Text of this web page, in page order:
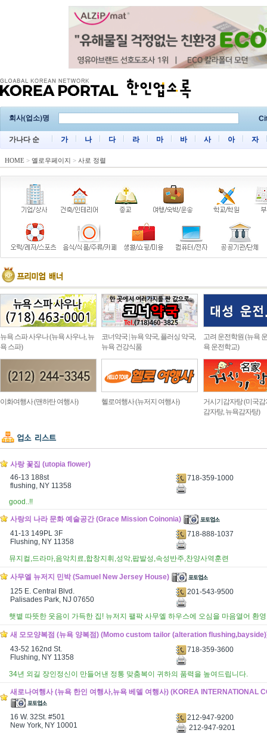
회사(업소)명
가나다 순 가 나 다 라 마 바 사 아 자
HOME > 옐로우페이지 > 사로 정렬
뉴욕 스파 사우나 (뉴욕 사우나, 뉴
욕 스파)
코너약국 | 뉴욕 약국, 플러싱 약국,
뉴욕 건강식품
고려 운전학원 (뉴욕
욕 운전학교)
이화여행사 (맨하탄 여행사) 헬로여행사 (뉴저지 여행사)
거시기감자탕 (미국감
감자탕, 뉴욕감자탕)
사랑 꽃집 (utopia flower)
46-13 188st
flushing, NY 11358
718-359-1000
good..!!
사랑의 나라 문화 예술공간 (Grace Mission Coinonia)
41-13 149PL 3F
Flushing, NY 11358
718-888-1037
뮤지컬,드라마,음악치료,합창지휘,성악,팝발성,속성반주,찬양사역훈련
사무엘 뉴저지 민박 (Samuel New Jersey House)
125 E. Central Blvd.
Palisades Park, NJ 07650
201-543-9500
햇볕 따뜻한 웃음이 가득한 집! 뉴저지 팰팍 사무엘 하우스에 오심을 마음열어 환
새 모모양복점 (뉴욕 양복점) (Momo custom tailor (alteration
43-52 162nd St.
Flushing, NY 11358
718-359-3600
34년 외길 장인정신이 만들어낸 정통 맞춤복이 귀하의 품력을 높여드립니다.
새로나여행사 (뉴욕 한인 여행사,뉴욕 베델 여행사) (KOREA INTERNATIONAL
16 W. 32St. #501
New York, NY 10001
212-947-9200
212-947-9201